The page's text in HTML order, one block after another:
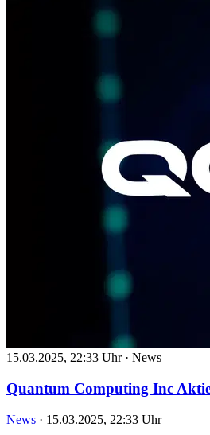
15.03.2025, 22:33 Uhr · News
Quantum Computing Inc
News · 15.03.2025, 22:33 Uhr